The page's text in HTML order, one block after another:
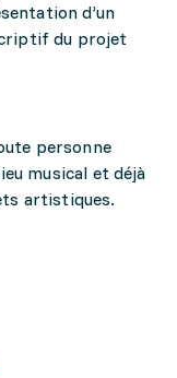
d’un
du projet
personne
musical et déjà
artistiques.